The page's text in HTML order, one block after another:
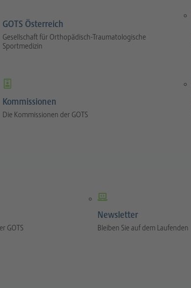
GOTS Österreich
Gesellschaft für Orthopädisch-Traumatologische
Sportmedizin
Kommissionen
Die Kommissionen der GOTS
GOTS
Newsletter
Bleiben Sie auf dem Laufenden